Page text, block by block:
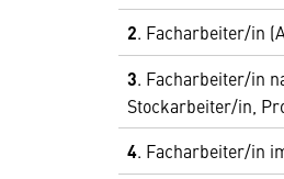
2. Facharbeiter/in
3. Facharbeiter/in
Stockarbeiter/in,
4. Facharbeiter/in